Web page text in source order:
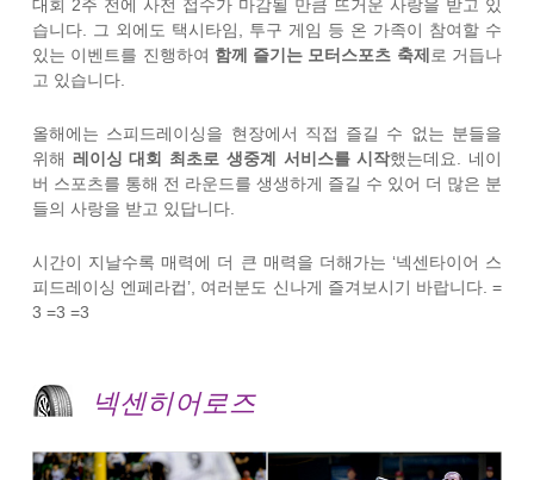
대회 2주 전에 사전 접수가 마감될 만큼 뜨거운 사랑을 받고 있
습니다. 그 외에도 택시타임, 투구 게임 등 온 가족이 참여할 수
있는 이벤트를 진행하여 함께 즐기는 모터스포츠 축제 로 거듭나
고 있습니다.
올해에는 스피드레이싱을 현장에서 직접 즐길 수 없는 분들을
위해 레이싱 대회 최초로 생중계 서비스를 시작했는데요. 네이
버 스포츠를 통해 전 라운드를 생생하게 즐길 수 있어 더 많은 분
들의 사랑을 받고 있답니다.
시간이 지날수록 매력에 더 큰 매력을 더해가는 ‘넥센타이어 스
피드레이싱 엔페라컵’, 여러분도 신나게 즐겨보시기 바랍니다. =
3 =3 =3
넥센히어로즈